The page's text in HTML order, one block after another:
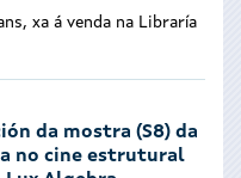
xa á venda na Libraría
da mostra (S8) da
no cine estrutural